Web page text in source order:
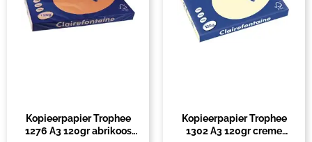
Kopieerpapier Trophee
1276 A3 120gr abrikoos
Kopieerpapier Trophee
1302 A3 120gr creme